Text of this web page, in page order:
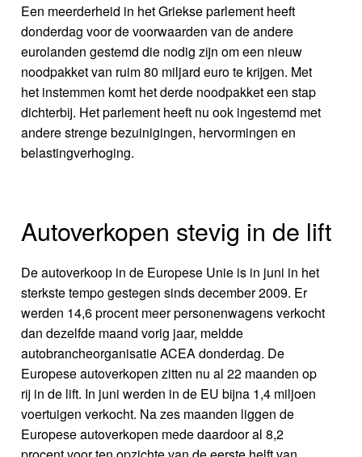
Een meerderheid in het Griekse parlement heeft
donderdag voor de voorwaarden van de andere
eurolanden gestemd die nodig zijn om een nieuw
noodpakket van ruim 80 miljard euro te krijgen. Met
het instemmen komt het derde noodpakket een stap
dichterbij. Het parlement heeft nu ook ingestemd met
andere strenge bezuinigingen, hervormingen en
belastingverhoging.
Autoverkopen stevig in de lift
De autoverkoop in de Europese Unie is in juni in het
sterkste tempo gestegen sinds december 2009. Er
werden 14,6 procent meer personenwagens verkocht
dan dezelfde maand vorig jaar, meldde
autobrancheorganisatie ACEA donderdag. De
Europese autoverkopen zitten nu al 22 maanden op
rij in de lift. In juni werden in de EU bijna 1,4 miljoen
voertuigen verkocht. Na zes maanden liggen de
Europese autoverkopen mede daardoor al 8,2